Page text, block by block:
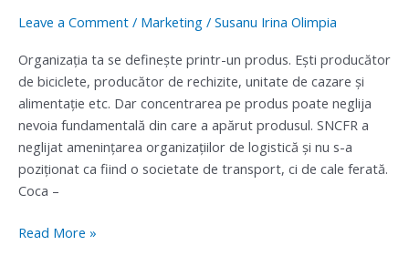
Leave a Comment / Marketing / Susanu Irina Olimpia
Organizaţia ta se definește printr-un produs. Ești producător
de biciclete, producător de rechizite, unitate de cazare și
alimentație etc. Dar concentrarea pe produs poate neglija
nevoia fundamentală din care a apărut produsul. SNCFR a
neglijat ameninţarea organizaţiilor de logistică şi nu s-a
poziţionat ca fiind o societate de transport, ci de cale ferată.
Coca –
Read More »